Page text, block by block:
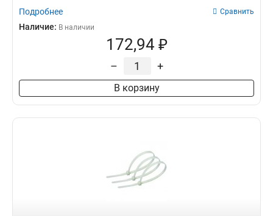
Подробнее Сравнить
Наличие: В наличии
172,94 ₽
– +
В корзину